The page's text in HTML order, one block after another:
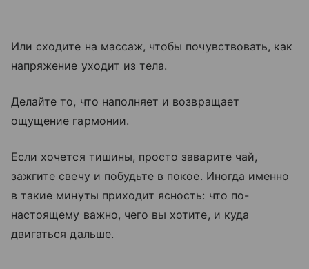
Или сходите на массаж, чтобы почувствовать, как
напряжение уходит из тела.
Делайте то, что наполняет и возвращает
ощущение гармонии.
Если хочется тишины, просто заварите чай,
зажгите свечу и побудьте в покое. Иногда именно
в такие минуты приходит ясность: что по-
настоящему важно, чего вы хотите, и куда
двигаться дальше.